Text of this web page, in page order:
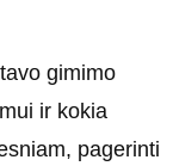
gimimo
ir kokia
pagerinti